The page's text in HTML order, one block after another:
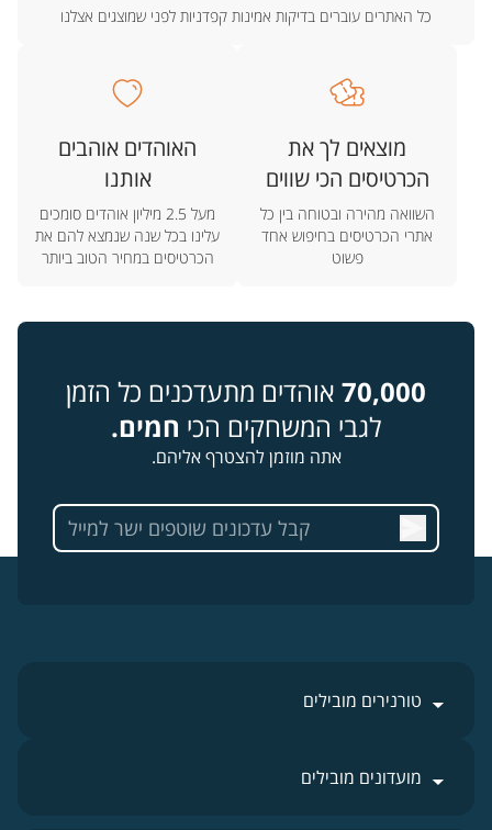
כל האתרים עוברים בדיקות אמינות קפדניות לפני שמוצגים אצלנו
מוצאים לך את
הכרטיסים הכי שווים
השוואה מהירה ובטוחה בין כל
אתרי הכרטיסים בחיפוש אחד
פשוט
האוהדים אוהבים
אותנו
מעל 2.5 מיליון אוהדים סומכים
עלינו בכל שנה שנמצא להם את
הכרטיסים במחיר הטוב ביותר
70,000 אוהדים מתעדכנים כל הזמן
לגבי המשחקים הכי חמים.
אתה מוזמן להצטרף אליהם.
טורנירים מובילים
מועדונים מובילים